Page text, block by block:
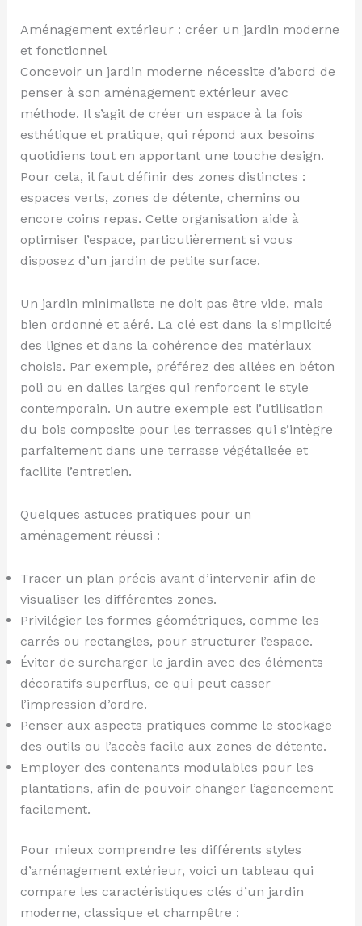
Aménagement extérieur : créer un jardin moderne
et fonctionnel
Concevoir un jardin moderne nécessite d’abord de
penser à son aménagement extérieur avec
méthode. Il s’agit de créer un espace à la fois
esthétique et pratique, qui répond aux besoins
quotidiens tout en apportant une touche design.
Pour cela, il faut définir des zones distinctes :
espaces verts, zones de détente, chemins ou
encore coins repas. Cette organisation aide à
optimiser l’espace, particulièrement si vous
disposez d’un jardin de petite surface.
Un jardin minimaliste ne doit pas être vide, mais
bien ordonné et aéré. La clé est dans la simplicité
des lignes et dans la cohérence des matériaux
choisis. Par exemple, préférez des allées en béton
poli ou en dalles larges qui renforcent le style
contemporain. Un autre exemple est l’utilisation
du bois composite pour les terrasses qui s’intègre
parfaitement dans une terrasse végétalisée et
facilite l’entretien.
Quelques astuces pratiques pour un
aménagement réussi :
Tracer un plan précis avant d’intervenir afin de
visualiser les différentes zones.
Privilégier les formes géométriques, comme les
carrés ou rectangles, pour structurer l’espace.
Éviter de surcharger le jardin avec des éléments
décoratifs superflus, ce qui peut casser
l’impression d’ordre.
Penser aux aspects pratiques comme le stockage
des outils ou l’accès facile aux zones de détente.
Employer des contenants modulables pour les
plantations, afin de pouvoir changer l’agencement
facilement.
Pour mieux comprendre les différents styles
d’aménagement extérieur, voici un tableau qui
compare les caractéristiques clés d’un jardin
moderne, classique et champêtre :